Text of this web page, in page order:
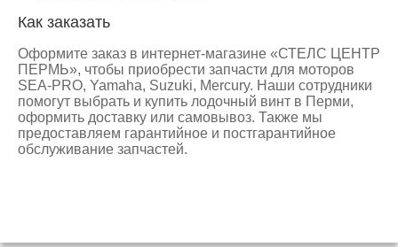
Как заказать
Оформите заказ в интернет-магазине «СТЕЛС ЦЕНТР
ПЕРМЬ», чтобы приобрести запчасти для моторов
SEA-PRO, Yamaha, Suzuki, Mercury. Наши сотрудники
помогут выбрать и купить лодочный винт в Перми,
оформить доставку или самовывоз. Также мы
предоставляем гарантийное и постгарантийное
обслуживание запчастей.